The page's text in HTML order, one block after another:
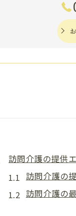
訪問介護の提供
訪問介護の
訪問介護の
訪問介護の